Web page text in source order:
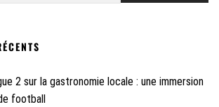
2 sur la gastronomie locale : une immersion
football